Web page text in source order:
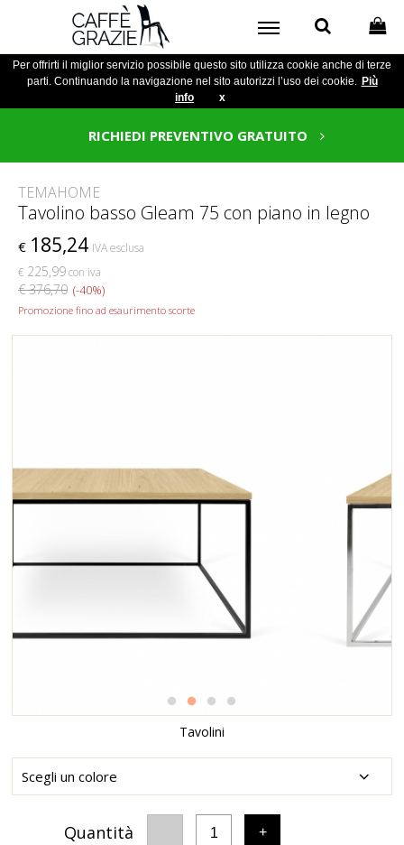
Per offrirti il miglior servizio possibile questo sito utilizza cookie anche di terze
parti. Continuando la navigazione nel sito autorizzi l’uso dei cookie. Più
info
x
RICHIEDI PREVENTIVO GRATUITO
TEMAHOME
Tavolino basso Gleam 75 con piano in legno
€ 185,24 IVA esclusa
€ 225,99con iva
€ 376,70 (-40%)
Promozione fino ad esaurimento scorte
Tavolini
Quantità 1 +